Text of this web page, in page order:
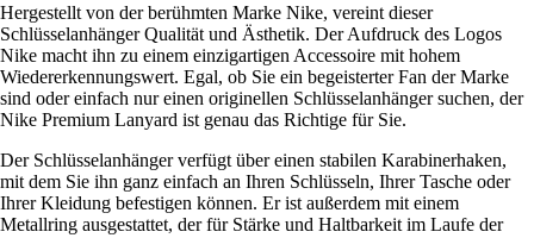
Hergestellt von der berühmten Marke Nike, vereint dieser
Schlüsselanhänger Qualität und Ästhetik. Der Aufdruck des Logos
Nike macht ihn zu einem einzigartigen Accessoire mit hohem
Wiedererkennungswert. Egal, ob Sie ein begeisterter Fan der Marke
sind oder einfach nur einen originellen Schlüsselanhänger suchen, der
Nike Premium Lanyard ist genau das Richtige für Sie.
Der Schlüsselanhänger verfügt über einen stabilen Karabinerhaken,
mit dem Sie ihn ganz einfach an Ihren Schlüsseln, Ihrer Tasche oder
Ihrer Kleidung befestigen können. Er ist außerdem mit einem
Metallring ausgestattet, der für Stärke und Haltbarkeit im Laufe der